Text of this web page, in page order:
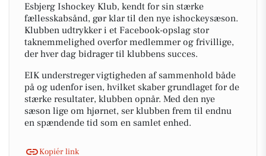
Esbjerg Ishockey Klub, kendt for sin stærke
fællesskabsånd, gør klar til den nye ishockeysæson.
Klubben udtrykker i et Facebook-opslag stor
taknemmelighed overfor medlemmer og frivillige,
der hver dag bidrager til klubbens succes.
EIK understreger vigtigheden af sammenhold både
på og udenfor isen, hvilket skaber grundlaget for de
stærke resultater, klubben opnår. Med den nye
sæson lige om hjørnet, ser klubben frem til endnu
en spændende tid som en samlet enhed.
Kopiér link